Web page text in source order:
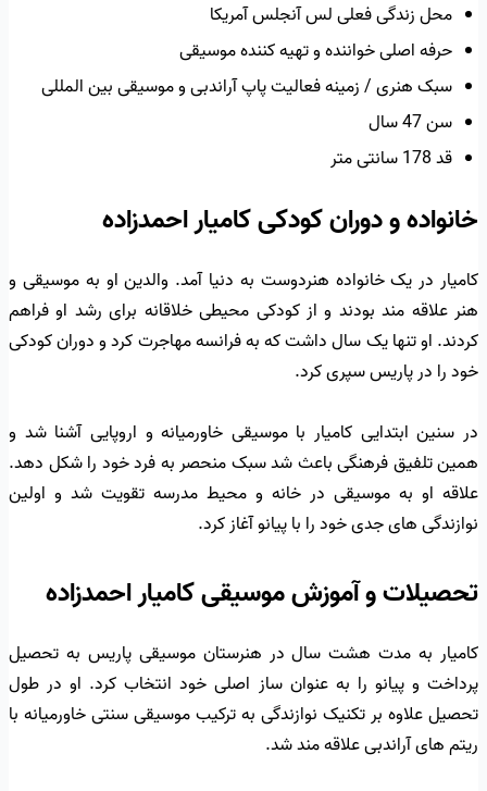
محل زندگی فعلی لس آنجلس آمریکا
حرفه اصلی خواننده و تهیه کننده موسیقی
سبک هنری / زمینه فعالیت پاپ آراندبی و موسیقی بین المللی
سن 47 سال
قد 178 سانتی متر
خانواده و دوران کودکی کامیار احمدزاده
کامیار در یک خانواده هنردوست به دنیا آمد. والدین او به موسیقی و
هنر علاقه مند بودند و از کودکی محیطی خلاقانه برای رشد او فراهم
کردند. او تنها یک سال داشت که به فرانسه مهاجرت کرد و دوران کودکی
خود را در پاریس سپری کرد.
در سنین ابتدایی کامیار با موسیقی خاورمیانه و اروپایی آشنا شد و
همین تلفیق فرهنگی باعث شد سبک منحصر به فرد خود را شکل دهد.
علاقه او به موسیقی در خانه و محیط مدرسه تقویت شد و اولین
نوازندگی های جدی خود را با پیانو آغاز کرد.
تحصیلات و آموزش موسیقی کامیار احمدزاده
کامیار به مدت هشت سال در هنرستان موسیقی پاریس به تحصیل
پرداخت و پیانو را به عنوان ساز اصلی خود انتخاب کرد. او در طول
تحصیل علاوه بر تکنیک نوازندگی به ترکیب موسیقی سنتی خاورمیانه با
ریتم های آراندبی علاقه مند شد.